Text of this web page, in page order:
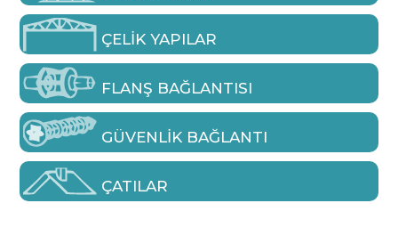
ÇELIK YAPILAR
FLANŞ BAĞLANTISI
GÜVENLIK BAĞLANTI
ÇATILAR